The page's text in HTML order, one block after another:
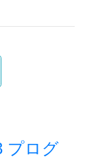
プログ